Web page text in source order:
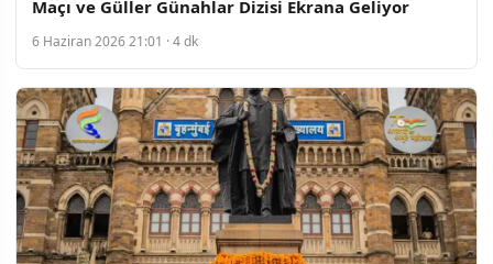
Maçı ve Güller Günahlar Dizisi Ekrana Geliyor
6 Haziran 2026 21:01 · 4 dk